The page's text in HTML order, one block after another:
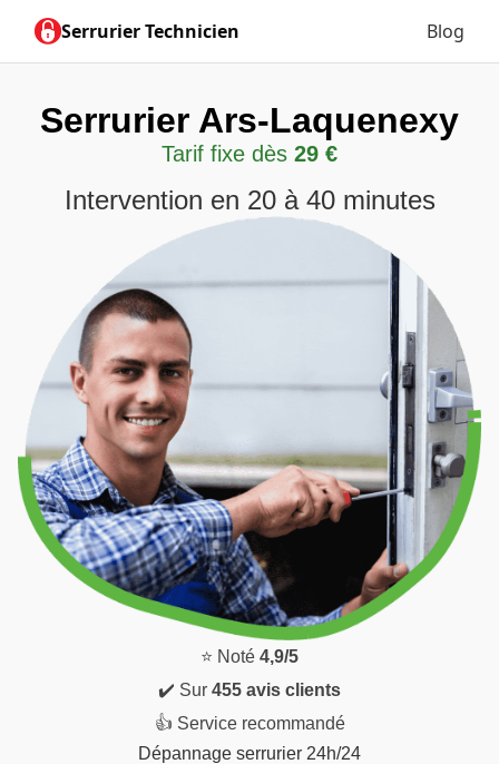
Serrurier Technicien Blog
Serrurier Ars-Laquenexy
Tarif fixe dès 29 €
Intervention en 20 à 40 minutes
⭐ Noté 4,9/5
✔️ Sur 455 avis clients
👍 Service recommandé
Dépannage serrurier 24h/24